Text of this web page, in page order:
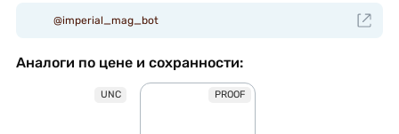
@imperial_mag_bot
Аналоги по цене и сохранности:
UNC PROOF